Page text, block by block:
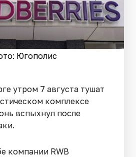
Югополис
утром 7 августа тушат
комплексе
вспыхнул после
компании RWB